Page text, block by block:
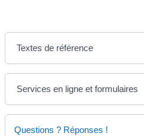
Textes de référence
Services en ligne et formulaires
Questions ? Réponses !